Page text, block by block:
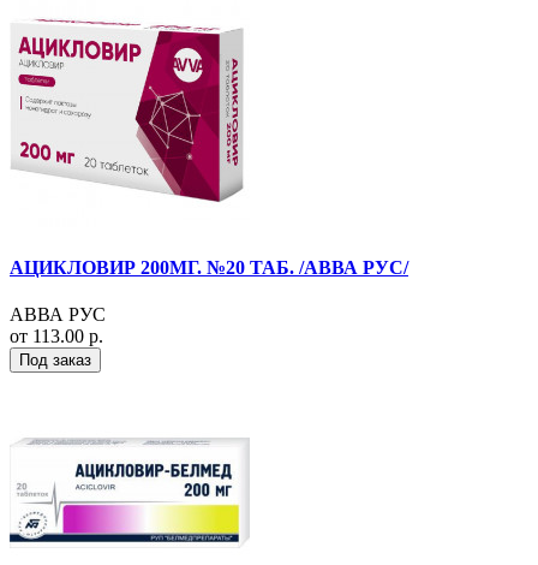
АЦИКЛОВИР 200МГ. №20 ТАБ. /АВВА РУС/
АВВА РУС
от 113.00 р.
Под заказ